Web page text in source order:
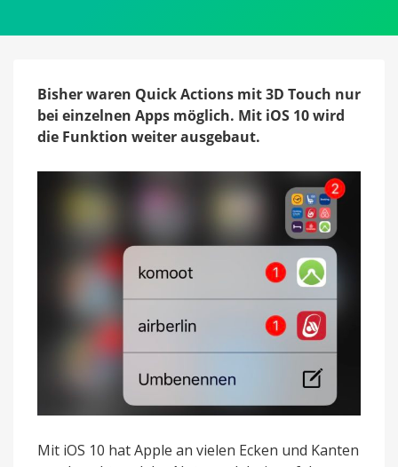
mit
auf
Ordner
möglich
Bisher waren Quick Actions mit 3D Touch nur
bei einzelnen Apps möglich. Mit iOS 10 wird
die Funktion weiter ausgebaut.
Mit iOS 10 hat Apple an vielen Ecken und Kanten